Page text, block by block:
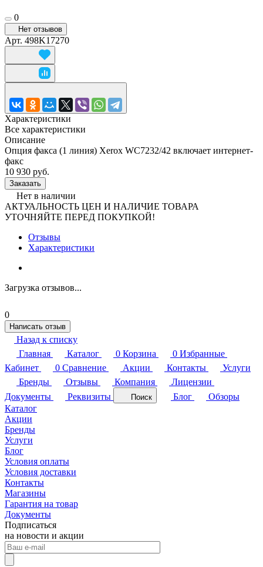
0
Нет отзывов
Арт. 498K17270
Характеристики
Все характеристики
Описание
Опция факса (1 линия) Xerox WC7232/42 включает интернет-
факс
10 930 руб.
Заказать
Нет в наличии
АКТУАЛЬНОСТЬ ЦЕН И НАЛИЧИЕ ТОВАРА
УТОЧНЯЙТЕ ПЕРЕД ПОКУПКОЙ!
Отзывы
Характеристики
Загрузка отзывов...
0
Написать отзыв
Назад к списку
Главная
Каталог 0 Корзина 0 Избранные
Кабинет
0 Сравнение Акции Контакты
Услуги
Бренды
Отзывы Компания
Лицензии
Документы
Реквизиты Поиск Блог
Обзоры
Каталог
Акции
Бренды
Услуги
Блог
Условия оплаты
Условия доставки
Контакты
Магазины
Гарантия на товар
Документы
Подписаться
на новости и акции